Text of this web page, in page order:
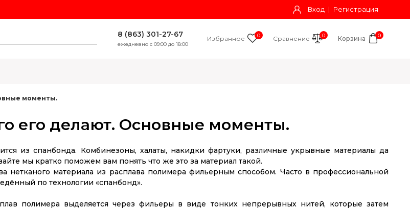
Вход | Регистрация
8 (863) 301-27-67
ежедневно с 09:00 до 18:00
Избранное 0 Сравнение 0 Корзина 0
моменты.
его делают. Основные моменты.
из спанбонда. Комбинезоны, халаты, накидки фартуки, различные укрывные материалы да
мы кратко поможем вам понять что же это за материал такой.
нетканого материала из расплава полимера фильерным способом. Часто в профессиональной
по технологии «спанбонд».
полимера выделяется через фильеры в виде тонких непрерывных нитей, которые затем